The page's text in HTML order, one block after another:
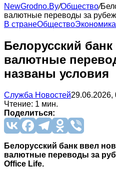
NewGrodno.By/Общество/
валютные переводы за
В странеОбществоЭкономика
Белорусский
валютные
названы условия
Служба Новостей29.06.2026,
Чтение: 1 мин.
Поделиться:
Белорусский банк ввел
валютные переводы за
Office Life.